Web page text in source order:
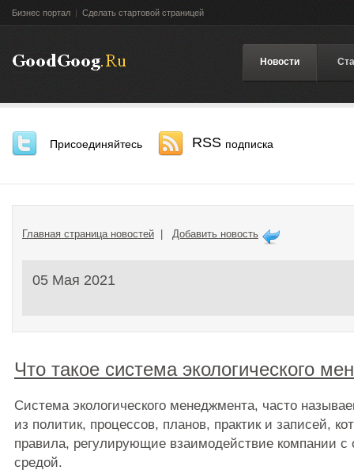
Бизнес портал | Сделать стартовой страницей
Новости
Присоединяйтесь RSS подписка
Главная страница новостей Добавить новость
05 Мая 2021
Что такое система экологического
Система экологического менеджмента, часто
из политик, процессов, планов, практик и записей,
правила, регулирующие взаимодействие компании
средой.